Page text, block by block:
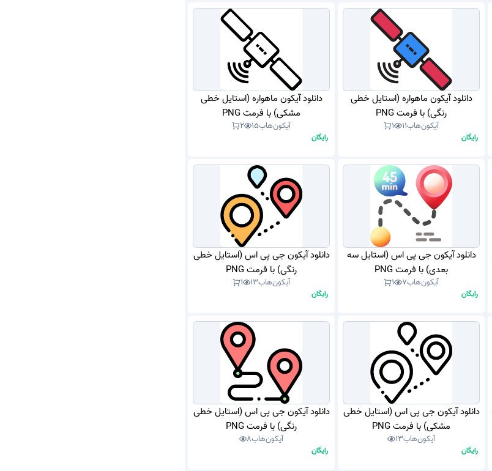
دانلود آیکون ماهواره (استایل خطی
رنگی) با فرمت PNG
آیکون‌هاب11
1
رایگان
دانلود آیکون ماهواره (استایل خطی
مشکی) با فرمت PNG
آیکون‌هاب15
2
رایگان
دانلود آیکون جی پی اس (استایل سه
بعدی) با فرمت PNG
آیکون‌هاب7
1
رایگان
دانلود آیکون جی پی اس (استایل خطی
رنگی) با فرمت PNG
آیکون‌هاب13
1
رایگان
دانلود آیکون جی پی اس (استایل خطی
مشکی) با فرمت PNG
آیکون‌هاب13
رایگان
دانلود آیکون جی پی اس (استایل خطی
رنگی) با فرمت PNG
آیکون‌هاب8
رایگان